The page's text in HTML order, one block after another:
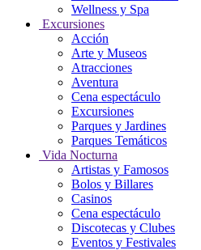
Wellness y Spa
Excursiones
Acción
Arte y Museos
Atracciones
Aventura
Cena espectáculo
Excursiones
Parques y Jardines
Parques Temáticos
Vida Nocturna
Artistas y Famosos
Bolos y Billares
Casinos
Cena espectáculo
Discotecas y Clubes
Eventos y Festivales